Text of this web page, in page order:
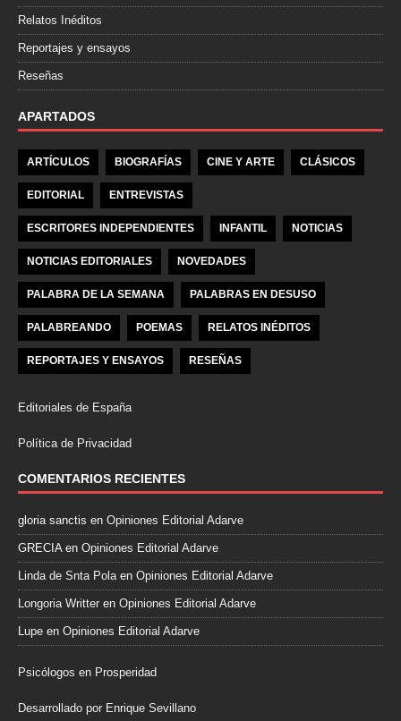
Relatos Inéditos
Reportajes y ensayos
Reseñas
APARTADOS
ARTÍCULOS BIOGRAFÍAS CINE Y ARTE CLÁSICOS
EDITORIAL ENTREVISTAS
ESCRITORES INDEPENDIENTES INFANTIL NOTICIAS
NOTICIAS EDITORIALES NOVEDADES
PALABRA DE LA SEMANA PALABRAS EN DESUSO
PALABREANDO POEMAS RELATOS INÉDITOS
REPORTAJES Y ENSAYOS RESEÑAS
Editoriales de España
Política de Privacidad
COMENTARIOS RECIENTES
gloria sanctis en Opiniones Editorial Adarve
GRECIAen Opiniones Editorial Adarve
Linda de Snta Polaen Opiniones Editorial Adarve
Longoria Writter en Opiniones Editorial Adarve
Lupe en Opiniones Editorial Adarve
Psicólogos en Prosperidad
Desarrollado por Enrique Sevillano